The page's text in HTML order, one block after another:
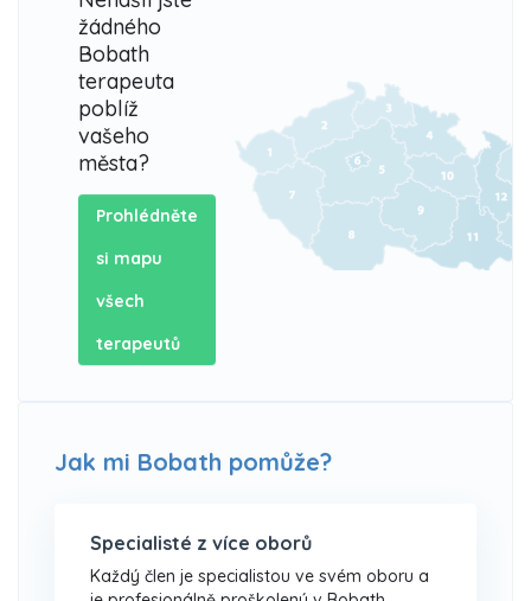
žádného
Bobath
terapeuta
poblíž
vašeho
města?
Prohlédněte
si mapu
všech
terapeutů
Jak mi Bobath pomůže?
Specialisté z více oborů
Každý člen je specialistou ve svém oboru a